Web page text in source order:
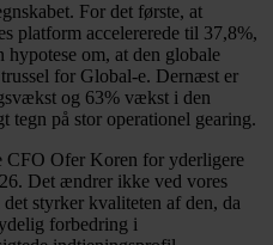
For det første, at
platform accelererede til 37,8%,
hypotese om, at den globale
for Global-e. Dernæst er
og 63% vækst i den
tegn på stor operationel gearing.
CFO Ofer Koren for yderligere
Det ændrer ikke ved vores
styrker kvaliteten af den, da
forbedring i